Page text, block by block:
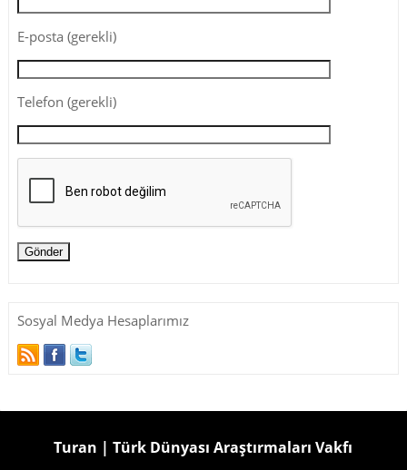
E-posta (gerekli)
Telefon (gerekli)
Sosyal Medya Hesaplarımız
Turan | Türk Dünyası Araştırmaları Vakfı